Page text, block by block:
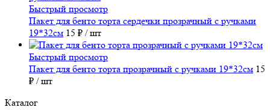
Быстрый просмотр
Пакет для бенто торта сердечки прозрачный с ручками
19*32см 15 ₽ / шт
Быстрый просмотр
Пакет для бенто торта прозрачный с ручками 19*32см 15
₽ / шт
Каталог